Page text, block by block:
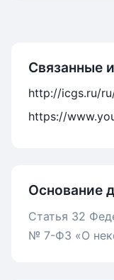
Связанные
http://icgs.ru/
https://
Основание
Статья 32
№ 7-ФЗ «О